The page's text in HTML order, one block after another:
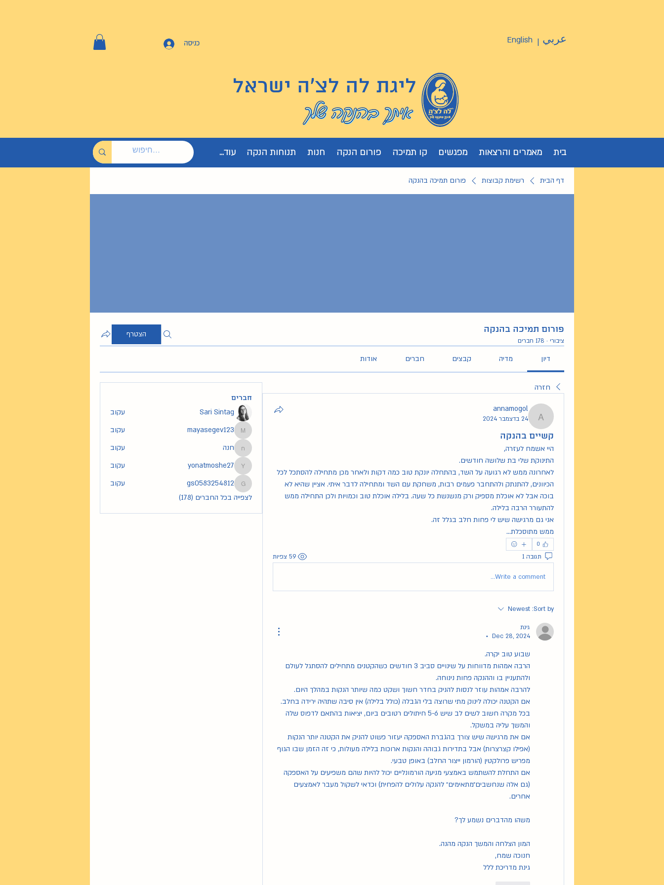
כניסה English عربي |
ליגת לה לצ'ה ישראל
בית מאמרים והרצאות מפגשים קו תמיכה פורום הנקה חנות תנוחות הנקה עוד...
דף הבית רשימת קבוצות פורום תמיכה בהנקה
פורום תמיכה בהנקה
ציבורי · 178 חברים
הצטרף
דיון מדיה קבצים חברים אודות
חזרה
annamogol
annamogol
24 בדצמבר 2024
קשיים בהנקה
היי אשמח לעזרה,
התינוקת שלי בת שלושה חודשים.
להתעורר הרבה בלילה.
אני גם מרגישה שיש לי פחות חלב בגלל זה.
ממש מתוסכלת...
0
תגובה 1 59 צפיות
Write a comment...
Sort by:
Newest
גינת
Dec 28, 2024
•
שבוע טוב יקרה.
ולהתעניין בו וההנקה פחות נינוחה.
להרבה אמהות עוזר לנסות להניק בחדר חשוך ושקט כמה שיותר הנקות במהלך היום.
אם הקטנה יכולה לינוק מתי שרוצה בלי הגבלה (כולל בלילה) אין סיבה שתהיה ירידה בחלב.
והמשך עליה במשקל.
מפריש פרולקטין (הורמון ייצור החלב) באופן טבעי.
אחרים.
משהו מהדברים נשמע לך?
המון הצלחה והמשך הנקה מהנה.
חנוכה שמח,
גינת מדריכת ללל
חברים
Sari Sintag עקוב
mayasegev123
mayasegev123 עקוב
חנה
חנה עקוב
yonatmoshe27
yonatmoshe27 עקוב
gs0583254812
gs0583254812
עקוב
לצפייה בכל החברים (178)